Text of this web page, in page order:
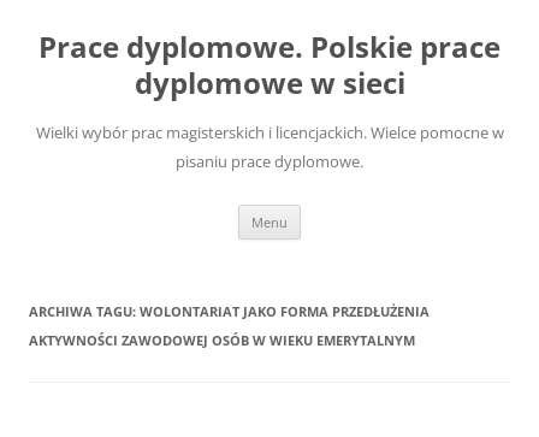
treści
Prace dyplomowe. Polskie prace
dyplomowe w sieci
Wielki wybór prac magisterskich i licencjackich. Wielce pomocne w
pisaniu prace dyplomowe.
Menu
ARCHIWA TAGU: WOLONTARIAT JAKO FORMA PRZEDŁUŻENIA
AKTYWNOŚCI ZAWODOWEJ OSÓB W WIEKU EMERYTALNYM